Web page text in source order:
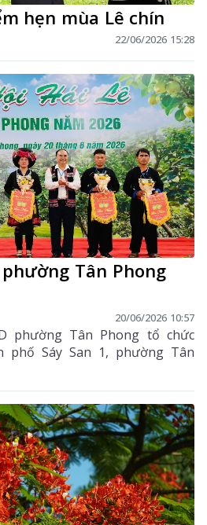
hẹn mùa Lê chín
22/06/2026 15:28
Tân Phong
20/06/2026 10:57
phường Tân Phong tổ chức
phố Sáy San 1, phường Tân